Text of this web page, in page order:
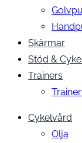
Skärmar
Stöd &
Trainers
Cykelvård
Olja